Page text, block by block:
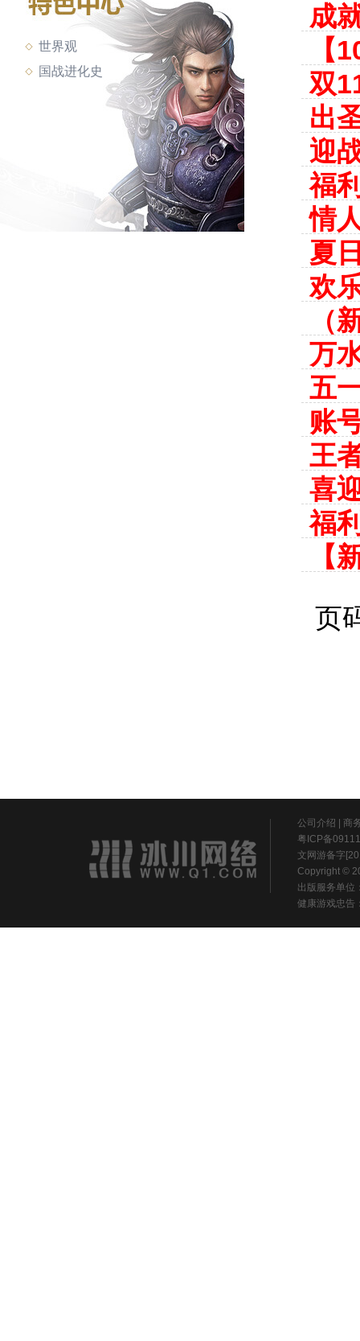
世界观
国战进化史
成
【
双
出
迎
福
情
夏
欢
（
万
五
账
王
喜
福
【
页
公司介绍
商
粤ICP备
文网游备字
Copyright ©
出版服务单位
健康游戏忠告